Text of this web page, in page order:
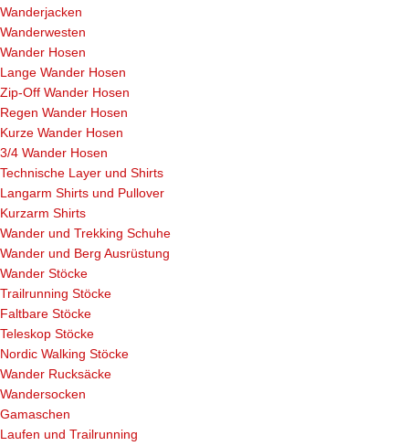
Wanderjacken
Wanderwesten
Wander Hosen
Lange Wander Hosen
Zip-Off Wander Hosen
Regen Wander Hosen
Kurze Wander Hosen
3/4 Wander Hosen
Technische Layer und Shirts
Langarm Shirts und Pullover
Kurzarm Shirts
Wander und Trekking Schuhe
Wander und Berg Ausrüstung
Wander Stöcke
Trailrunning Stöcke
Faltbare Stöcke
Teleskop Stöcke
Nordic Walking Stöcke
Wander Rucksäcke
Wandersocken
Gamaschen
Laufen und Trailrunning